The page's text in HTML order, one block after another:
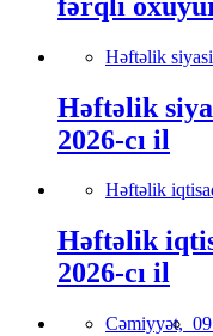
Həftəlik
Həftəlik
2026-cı il
Həftəlik
Həftəlik
2026-cı il
Cəmiyyət,